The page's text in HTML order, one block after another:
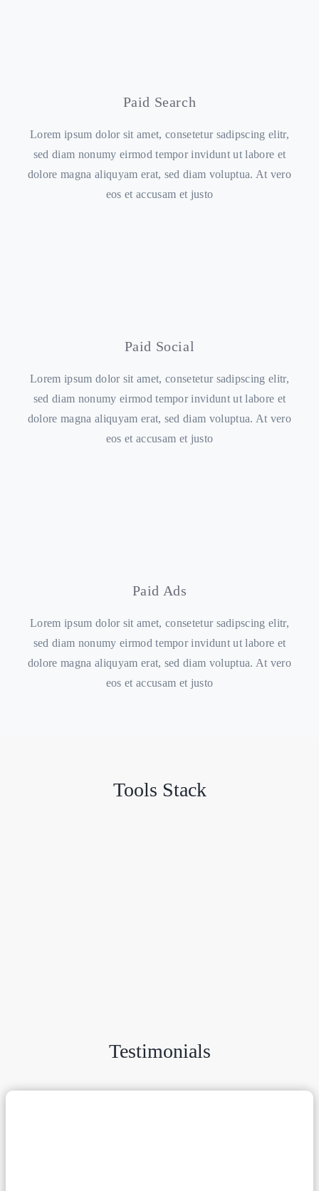
Paid Search
Lorem ipsum dolor sit amet, consetetur sadipscing elitr,
sed diam nonumy eirmod tempor invidunt ut labore et
dolore magna aliquyam erat, sed diam voluptua. At vero
eos et accusam et justo
Paid Social
Lorem ipsum dolor sit amet, consetetur sadipscing elitr,
sed diam nonumy eirmod tempor invidunt ut labore et
dolore magna aliquyam erat, sed diam voluptua. At vero
eos et accusam et justo
Paid Ads
Lorem ipsum dolor sit amet, consetetur sadipscing elitr,
sed diam nonumy eirmod tempor invidunt ut labore et
dolore magna aliquyam erat, sed diam voluptua. At vero
eos et accusam et justo
Tools Stack
Testimonials